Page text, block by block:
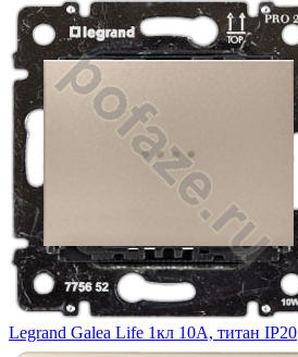
Legrand Galea Life 1кл 10А, титан IP20